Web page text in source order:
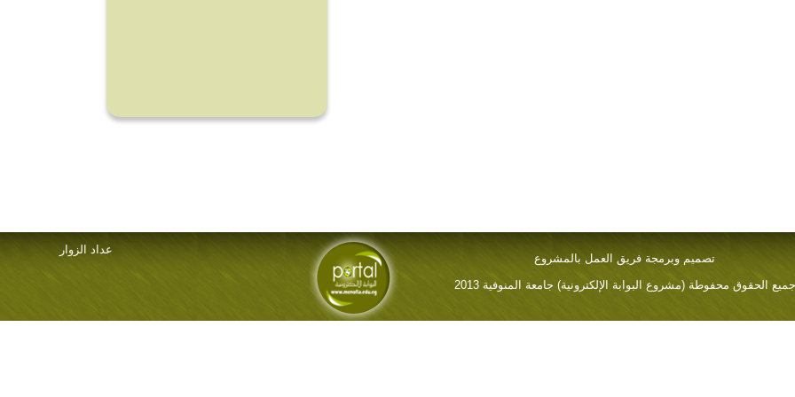
تصميم وبرمجة فريق العمل بالمشروع
جميع الحقوق محفوطة (مشروع البوابة الإلكترونية) جامعة المنوفية 2013
عداد الزوار